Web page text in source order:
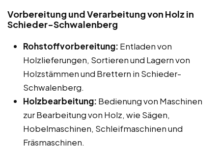
Vorbereitung und Verarbeitung von Holz in
Schieder-Schwalenberg
Rohstoffvorbereitung: Entladen von
Holzlieferungen, Sortieren und Lagern von
Holzstämmen und Brettern in Schieder-
Schwalenberg.
Holzbearbeitung: Bedienung von Maschinen
zur Bearbeitung von Holz, wie Sägen,
Hobelmaschinen, Schleifmaschinen und
Fräsmaschinen.